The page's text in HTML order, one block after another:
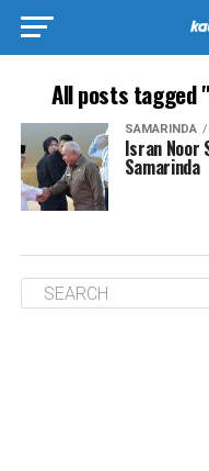
All posts tagged
SAMARINDA
Isran Noor
Samarinda